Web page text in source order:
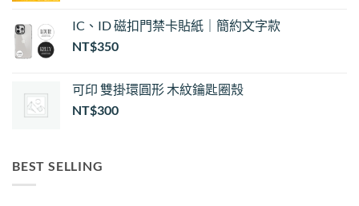
IC、ID 磁扣門禁卡貼紙｜簡約文字款
NT$350
可印 雙掛環圓形 木紋鑰匙圈殼
NT$300
BEST SELLING